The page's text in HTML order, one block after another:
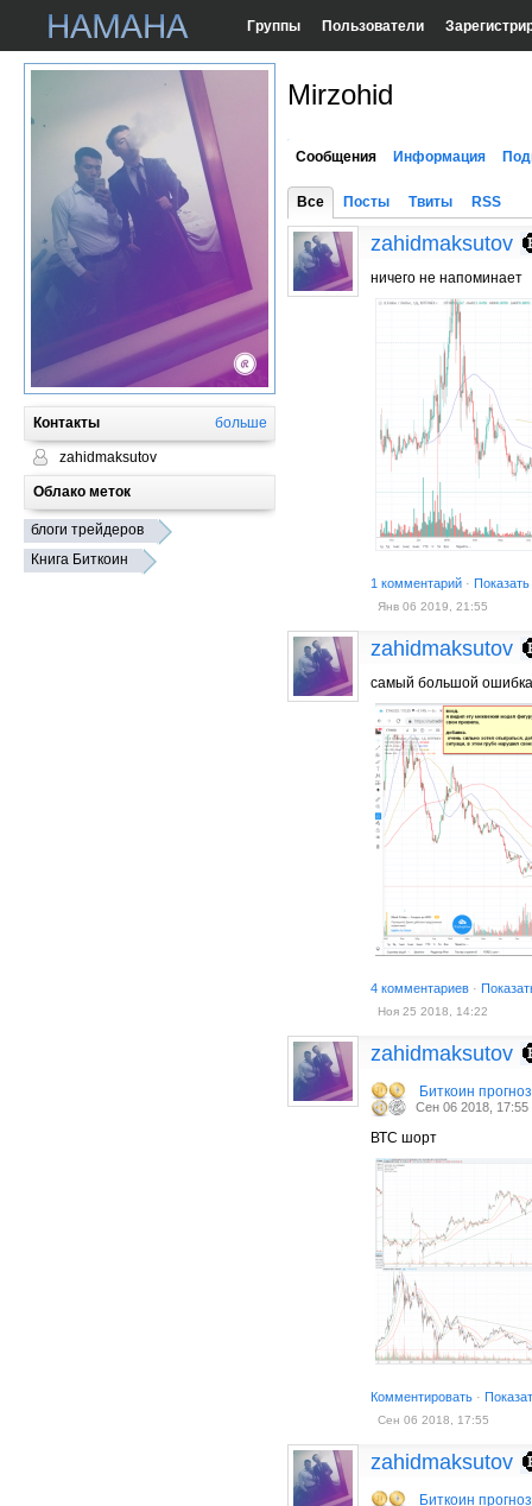
Группы Пользователи
Контакты больше
zahidmaksutov
Облако меток
блоги трейдеров
Книга Биткоин
Mirzohid
Сообщения Информация
Все Посты Твиты RSS
zahidmaksutov
ничего не напоминает
1 комментарий ·
Янв 06 2019, 21:55
zahidmaksutov
самый большой ошибка
4 комментариев ·
Ноя 25 2018, 14:22
zahidmaksutov
Биткоин
Сен 06 2018, 17:55
ВТС шорт
Комментировать ·
Сен 06 2018, 17:55
zahidmaksutov
Биткоин